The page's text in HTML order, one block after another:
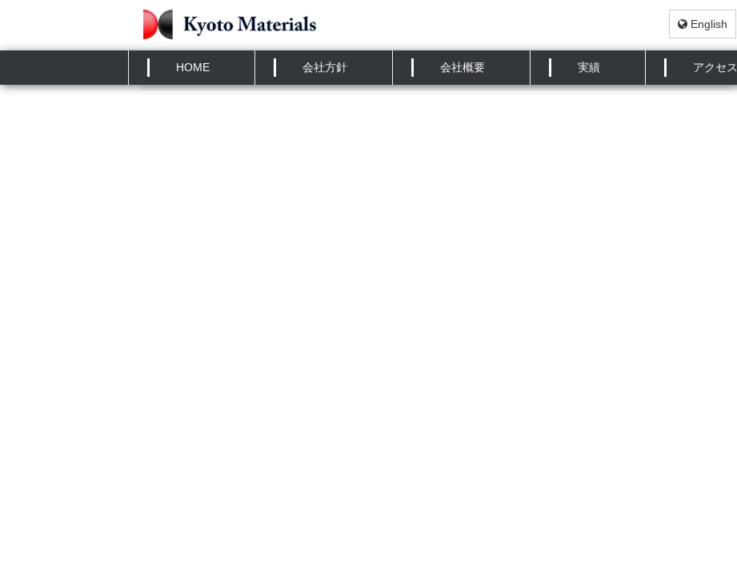
English
HOME 会社方針 会社概要 実績 アクセス
HOME » 発表
第69回材料と環境討論会において、「海浜大気環境で各種低合金鋼に生成するさび層
の構造と防食性」について講演を行いました。